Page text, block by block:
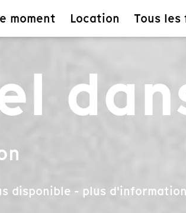
moment Location Tous les
disponible - plus